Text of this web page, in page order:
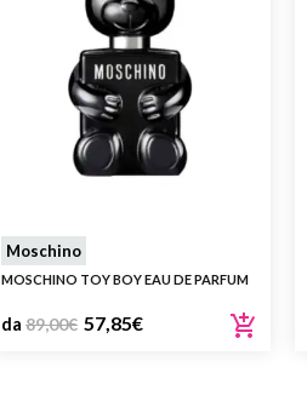
Moschino
MOSCHINO TOY BOY EAU DE PARFUM
da 89,00€ 57,85€